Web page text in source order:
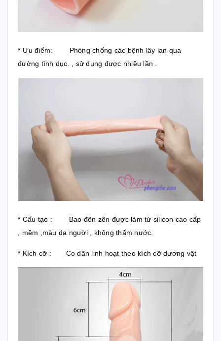
* Ưu điểm: Phòng chống các bệnh lây lan qua
đường tình dục. , sử dụng được nhiều lần .
* Cấu tạo : Bao đôn zên được làm từ silicon cao cấp
, mềm ,màu da người , không thấm nước.
* Kích cỡ : Co dãn linh hoạt theo kích cỡ dương vật